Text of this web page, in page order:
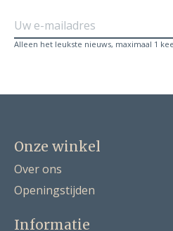
Alleen het leukste nieuws, maximaal 1
Onze winkel
Over ons
Openingstijden
Informatie